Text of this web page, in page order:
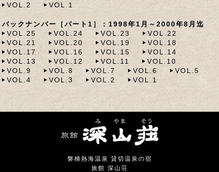
VOL.2
VOL.1
バックナンバー［パート1］：1998年1月～2000年8月迄
VOL.25
VOL.24 VOL.23
VOL.22
VOL.21
VOL.20 VOL.19
VOL.18
VOL.17
VOL.16 VOL.15
VOL.14
VOL.13
VOL.12 VOL.11
VOL.10
VOL.9
VOL.8 VOL.7 VOL.6
VOL.5
VOL.4
VOL.3 VOL.2 VOL.1
磐梯熱海温泉 貸切温泉の宿
旅館 深山荘